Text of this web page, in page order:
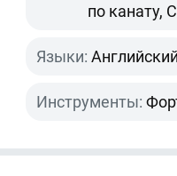
по канату,
Языки: Английский
Инструменты: